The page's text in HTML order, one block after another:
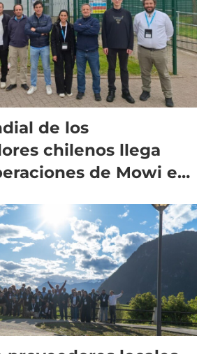
de los
chilenos llega
de Mowi en